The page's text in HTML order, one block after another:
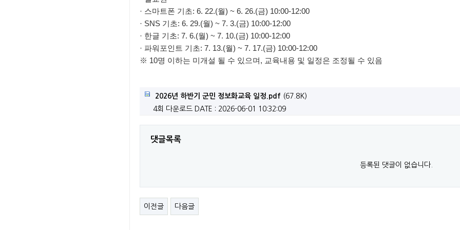
무단방치 된 자동차 자진처리 및 견인예고 공고
2026년 보성청년 창업 후속지원사업 참여자 모집 공고
보성차밭 데크로드 경관조명 설치공사 공고
· 스마트폰 기초: 6. 22.(월) ~ 6. 26.(금) 10:00-12:00
· SNS 기초: 6. 29.(월) ~ 7. 3.(금) 10:00-12:00
· 한글 기초: 7. 6.(월) ~ 7. 10.(금) 10:00-12:00
· 파워포인트 기초: 7. 13.(월) ~ 7. 17.(금) 10:00-12:00
※ 10명 이하는 미개설 될 수 있으며, 교육내용 및 일정은 조정될 수 있음
2026년 하반기 군민 정보화교육 일정.pdf (67.8K)
4회 다운로드
DATE : 2026-06-01 10:32:09
댓글목록
등록된 댓글이 없습니다.
이전글 다음글